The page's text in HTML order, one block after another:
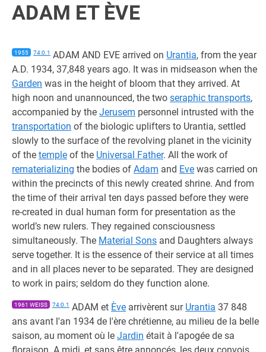
ADAM ET ÈVE
1955 74:0.1 ADAM AND EVE arrived on Urantia, from the year
A.D. 1934, 37,848 years ago. It was in midseason when the
Garden was in the height of bloom that they arrived. At
high noon and unannounced, the two seraphic transports,
accompanied by the Jerusem personnel intrusted with the
transportation of the biologic uplifters to Urantia, settled
slowly to the surface of the revolving planet in the vicinity
of the temple of the Universal Father. All the work of
rematerializing the bodies of Adam and Eve was carried on
within the precincts of this newly created shrine. And from
the time of their arrival ten days passed before they were
re-created in dual human form for presentation as the
world’s new rulers. They regained consciousness
simultaneously. The Material Sons and Daughters always
serve together. It is the essence of their service at all times
and in all places never to be separated. They are designed
to work in pairs; seldom do they function alone.
1961 WEISS 74:0.1 ADAM et Ève arrivèrent sur Urantia 37 848
ans avant l'an 1934 de l'ère chrétienne, au milieu de la belle
saison, au moment où le Jardin était à l'apogée de sa